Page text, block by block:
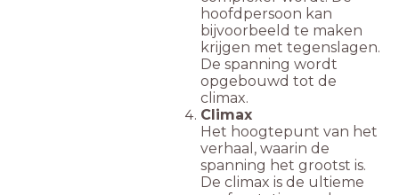
hoofdpersoon kan
bijvoorbeeld te maken
krijgen met tegenslagen.
De spanning wordt
opgebouwd tot de
climax.
Climax
Het hoogtepunt van het
verhaal, waarin de
spanning het grootst is.
De climax is de ultieme